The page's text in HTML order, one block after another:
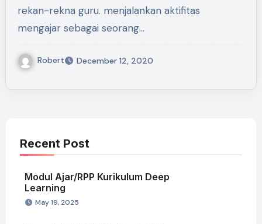
rekan-rekna guru. menjalankan aktifitas
mengajar sebagai seorang…
Robert December 12, 2020
Recent Post
Modul Ajar/RPP Kurikulum Deep
Learning
May 19, 2025